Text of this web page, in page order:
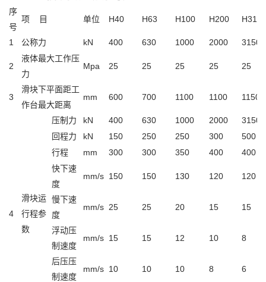
序
号
项 目 单位 H40 H63 H100 H200 H315
1 公称力 kN 400 630 1000 2000 3150
2
液体最大工作压
力
Mpa 25 25 25 25 25
3
滑块下平面距工
作台最大距离
mm 600 700 1100 1100 1150
4
滑块运
行程参
数
压制力 kN 400 630 1000 2000
3150
回程力
kN 150 250 250 300
500
行程
mm 300 300 350 400
400
快下速
度
mm/s 150 150 130 120 120
慢下速
度
mm/s 25 25 20 15 15
浮动压
制速度
mm/s 15 15 12 10 8
后压压
制速度
mm/s 10 10 10 8 6